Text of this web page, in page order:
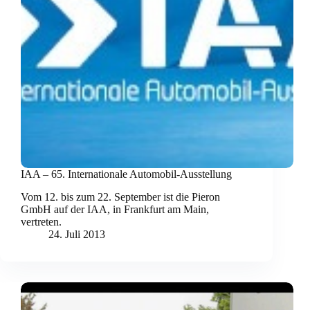
IAA – 65. Internationale Automobil-Ausstellung
Vom 12. bis zum 22. September ist die Pieron
GmbH auf der IAA, in Frankfurt am Main,
vertreten.
24. Juli 2013